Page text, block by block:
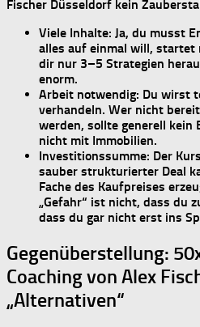
Fischer Düsseldorf kein
Viele Inhalte: Ja, du musst
alles auf einmal will, startet
dir nur 3–5 Strategien
enorm.
Arbeit notwendig: Du wirst
verhandeln. Wer nicht
werden, sollte generell kein
nicht mit Immobilien.
Investitionssumme: Der
sauber strukturierter Deal
Fache des Kaufpreises
„Gefahr“ ist nicht, dass du
dass du gar nicht erst ins
Gegenüberstellung:
Coaching von Alex
„Alternativen“